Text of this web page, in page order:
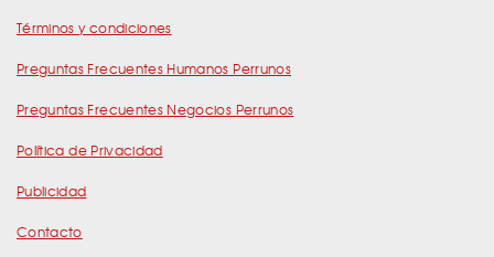
Términos y condiciones
Preguntas Frecuentes Humanos Perrunos
Preguntas Frecuentes Negocios Perrunos
Política de Privacidad
Publicidad
Contacto